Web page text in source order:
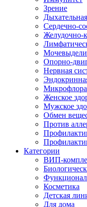
Зрение
Сердечно-
Желудочно-
Опорно-
Нервная
Женское
Мужское
Обмен
Против
Категории
ВИП-
Косметика
Детская
Для дома